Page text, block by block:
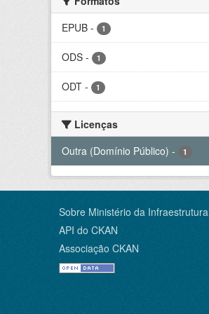
EPUB - 1
ODS - 1
ODT - 1
Licenças
Outra (Domínio Público) - 1
Sobre Ministério da Infraestrutura
API do CKAN
Associação CKAN